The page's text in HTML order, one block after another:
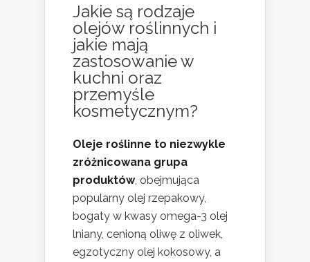
Jakie są rodzaje
olejów roślinnych i
jakie mają
zastosowanie w
kuchni oraz
przemyśle
kosmetycznym?
Oleje roślinne to niezwykle
zróżnicowana grupa
produktów, obejmująca
popularny olej rzepakowy,
bogaty w kwasy omega-3 olej
lniany, cenioną oliwę z oliwek,
egzotyczny olej kokosowy, a